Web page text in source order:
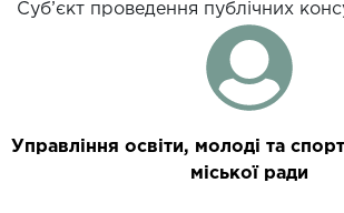
Суб’єкт проведення публічних
Управління освіти, молоді та
міської ради